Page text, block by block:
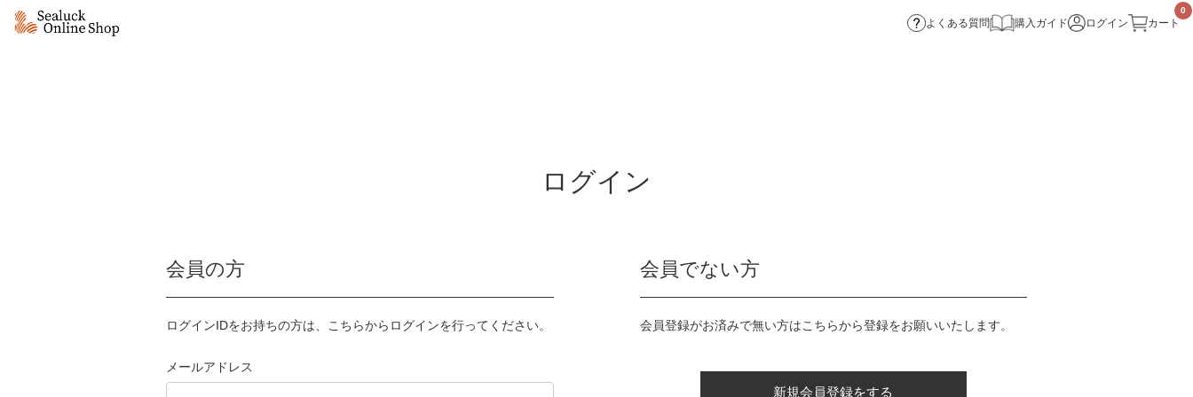
よくある質問 購入ガイド ログイン
0
カート
ログイン
会員の方
ログインIDをお持ちの方は、こちらからログインを行ってください。
メールアドレス
会員でない方
会員登録がお済みで無い方はこちらから登録をお願いいたします。
新規会員登録をする